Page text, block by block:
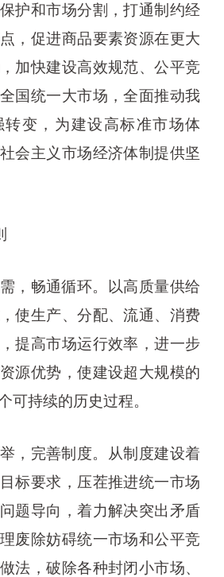
护和市场分割，打通制约经
，促进商品要素资源在更大
加快建设高效规范、公平竞
国统一大市场，全面推动我
转变，为建设高标准市场体
会主义市场经济体制提供坚
畅通循环。以高质量供给
使生产、分配、流通、消费
提高市场运行效率，进一步
源优势，使建设超大规模的
可持续的历史过程。
完善制度。从制度建设着
标要求，压茬推进统一市场
题导向，着力解决突出矛盾
废除妨碍统一市场和公平竞
法，破除各种封闭小市场、